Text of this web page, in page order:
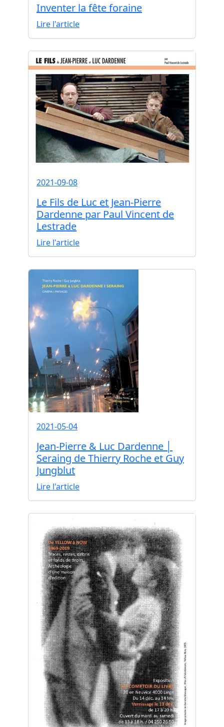
Inventer la fête foraine
Lire l'article
2021-09-08
Le Fils de Luc et Jean-Pierre
Dardenne par Paul Vincent de
Lestrade
Lire l'article
2021-05-04
Jean-Pierre & Luc Dardenne │
Seraing de Thierry Roche et Guy
Jungblut
Lire l'article